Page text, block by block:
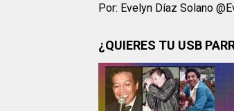
Por: Evelyn Díaz Solano
¿QUIERES TU USB